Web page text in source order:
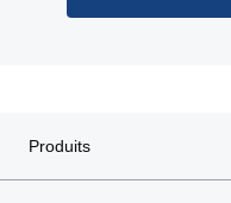
Produits